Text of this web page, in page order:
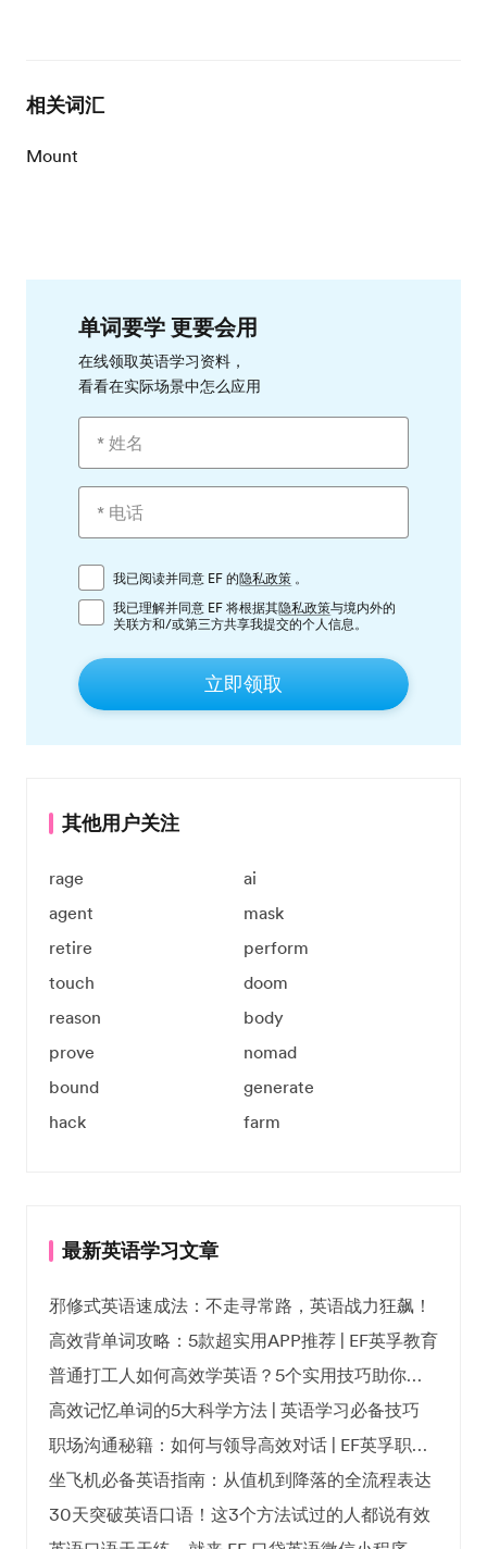
相关词汇
Mount
单词要学 更要会用
在线领取英语学习资料，
看看在实际场景中怎么应用
我已阅读并同意 EF 的隐私政策 。
我已理解并同意 EF 将根据其隐私政策与境内外的
关联方和/或第三方共享我提交的个人信息。
立即领取
其他用户关注
rage
ai
agent
mask
retire
perform
touch
doom
reason
body
prove
nomad
bound
generate
hack
farm
最新英语学习文章
邪修式英语速成法：不走寻常路，英语战力狂飙！
高效背单词攻略：5款超实用APP推荐 | EF英孚教育
普通打工人如何高效学英语？5个实用技巧助你突破职场瓶颈
高效记忆单词的5大科学方法 | 英语学习必备技巧
职场沟通秘籍：如何与领导高效对话 | EF英孚职场指南
坐飞机必备英语指南：从值机到降落的全流程表达
30天突破英语口语！这3个方法试过的人都说有效